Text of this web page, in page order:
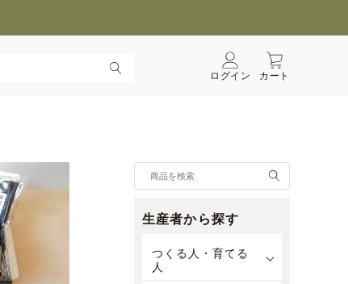
ログイン カート
生産者から探す
つくる人・育てる
人